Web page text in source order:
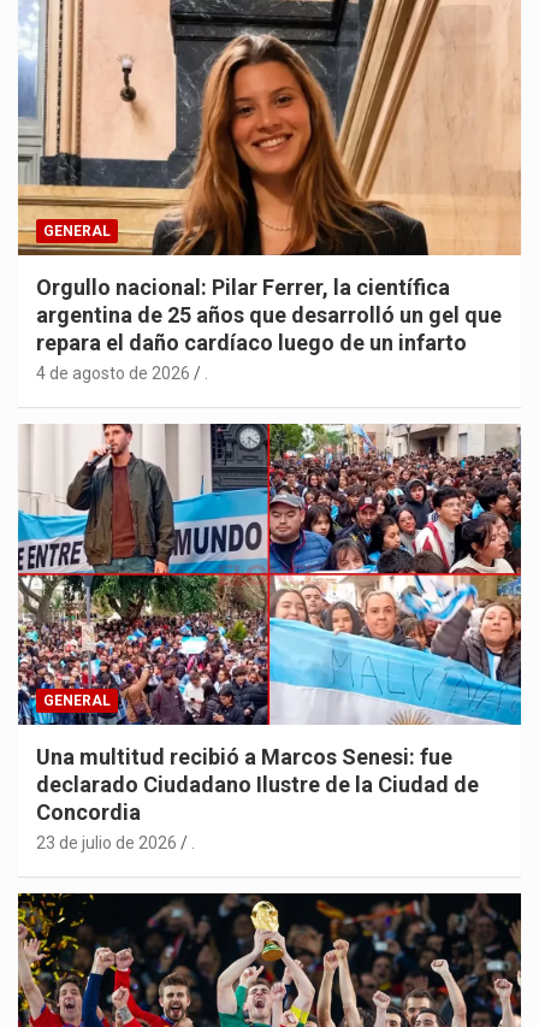
GENERAL
Orgullo nacional: Pilar Ferrer, la científica
argentina de 25 años que desarrolló un gel que
repara el daño cardíaco luego de un infarto
4 de agosto de 2026
GENERAL
Una multitud recibió a Marcos Senesi: fue
declarado Ciudadano Ilustre de la Ciudad de
Concordia
23 de julio de 2026 .